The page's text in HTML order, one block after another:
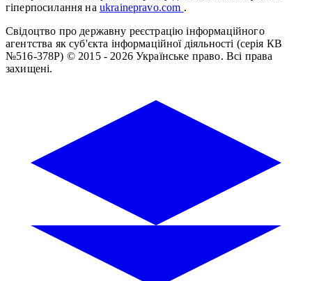
гіперпосилання на ukrainepravo.com .
Свідоцтво про державну реєстрацію інформаційного
агентства як суб'єкта інформаційної діяльності (серія КВ
№516-378Р) © 2015 - 2026 Українське право. Всі права
захищені.